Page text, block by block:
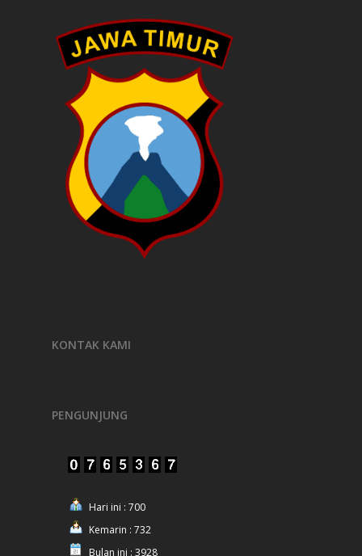
KONTAK KAMI
PENGUNJUNG
Hari ini : 700
Kemarin : 732
Bulan ini : 3928